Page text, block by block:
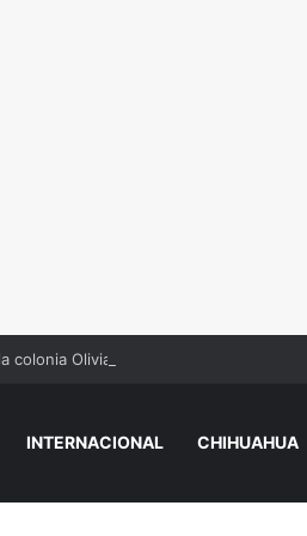
Olivia Espinoza
INTERNACIONAL CHIHUAHUA